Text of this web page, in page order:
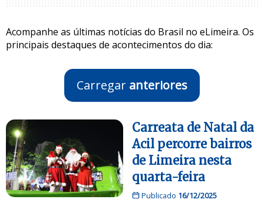
Acompanhe as últimas notícias do Brasil no eLimeira. Os
principais destaques de acontecimentos do dia:
Carregar anteriores
Carreata de Natal da
Acil percorre bairros
de Limeira nesta
quarta-feira
Publicado 16/12/2025